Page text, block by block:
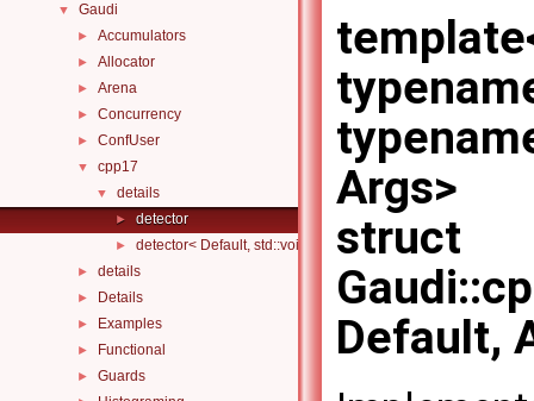
▼ Gaudi
► Accumulators
► Allocator
► Arena
► Concurrency
► ConfUser
▼ cpp17
▼ details
► detector
► detector< Default, std::void_t< Op< Args... > >, Op, Args... >
► details
► Details
► Examples
► Functional
► Guards
Args>
struct
Default,